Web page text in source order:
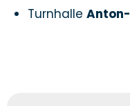
Turnhalle